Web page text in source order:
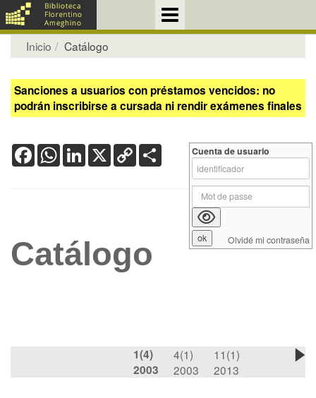
Inicio Catálogo
Sanciones a usuarios con préstamos vencidos: no
podrán inscribirse a cursada ni rendir exámenes finales
FacebookWhatsApp
LinkedIn
X Copy
Link
Catálogo
1(4)
2003
4(1)
2003
11(1)
2013
Cuenta de usuario
Olvidé mi contraseña